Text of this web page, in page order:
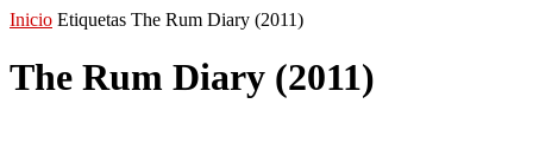
Inicio Etiquetas The Rum Diary (2011)
The Rum Diary (2011)